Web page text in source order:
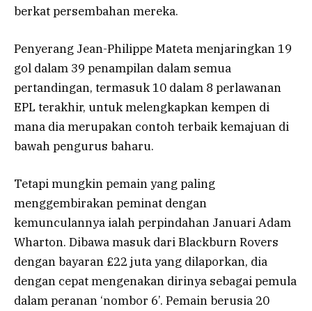
berkat persembahan mereka.
Penyerang Jean-Philippe Mateta menjaringkan 19
gol dalam 39 penampilan dalam semua
pertandingan, termasuk 10 dalam 8 perlawanan
EPL terakhir, untuk melengkapkan kempen di
mana dia merupakan contoh terbaik kemajuan di
bawah pengurus baharu.
Tetapi mungkin pemain yang paling
menggembirakan peminat dengan
kemunculannya ialah perpindahan Januari Adam
Wharton. Dibawa masuk dari Blackburn Rovers
dengan bayaran £22 juta yang dilaporkan, dia
dengan cepat mengenakan dirinya sebagai pemula
dalam peranan ‘nombor 6’. Pemain berusia 20